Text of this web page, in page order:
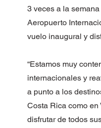
3 veces a la
Aeropuerto
vuelo inaugural y
“Estamos muy
internacionales y
a punto a los
Costa Rica como
disfrutar de todos